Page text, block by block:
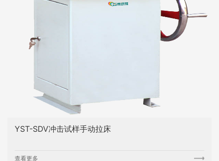
YST-SDV冲击试样手动拉床
查看更多